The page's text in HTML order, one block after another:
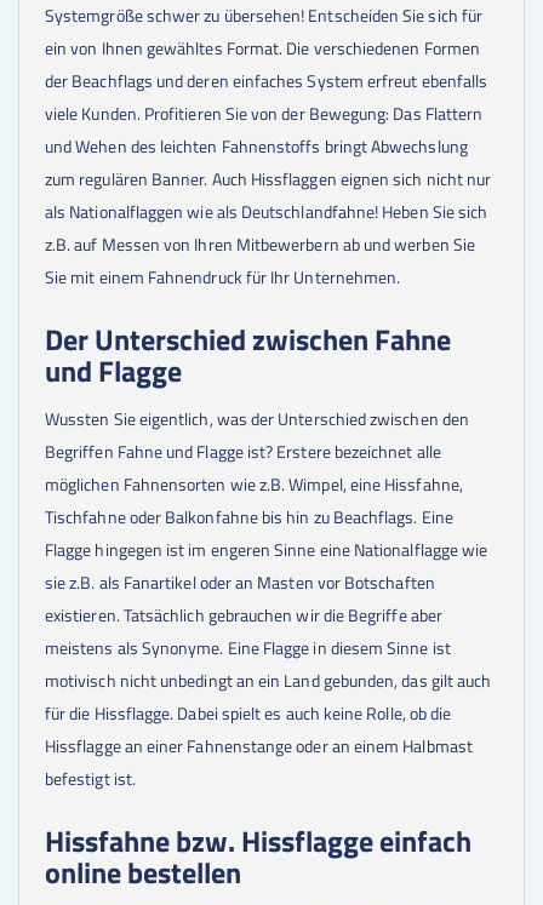
Systemgröße schwer zu übersehen! Entscheiden Sie sich für
ein von Ihnen gewähltes Format. Die verschiedenen Formen
der Beachflags und deren einfaches System erfreut ebenfalls
viele Kunden. Profitieren Sie von der Bewegung: Das Flattern
und Wehen des leichten Fahnenstoffs bringt Abwechslung
zum regulären Banner. Auch Hissflaggen eignen sich nicht nur
als Nationalflaggen wie als Deutschlandfahne! Heben Sie sich
z.B. auf Messen von Ihren Mitbewerbern ab und werben Sie
Sie mit einem Fahnendruck für Ihr Unternehmen.
Der Unterschied zwischen Fahne
und Flagge
Wussten Sie eigentlich, was der Unterschied zwischen den
Begriffen Fahne und Flagge ist? Erstere bezeichnet alle
möglichen Fahnensorten wie z.B. Wimpel, eine Hissfahne,
Tischfahne oder Balkonfahne bis hin zu Beachflags. Eine
Flagge hingegen ist im engeren Sinne eine Nationalflagge wie
sie z.B. als Fanartikel oder an Masten vor Botschaften
existieren. Tatsächlich gebrauchen wir die Begriffe aber
meistens als Synonyme. Eine Flagge in diesem Sinne ist
motivisch nicht unbedingt an ein Land gebunden, das gilt auch
für die Hissflagge. Dabei spielt es auch keine Rolle, ob die
Hissflagge an einer Fahnenstange oder an einem Halbmast
befestigt ist.
Hissfahne bzw. Hissflagge einfach
online bestellen